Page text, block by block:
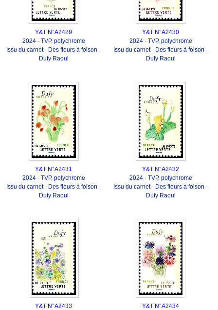
Y&T N°A2429
2024 - TVP, polychrome
Issu du carnet - Des fleurs à foison -
Dufy Raoul
Y&T N°A2430
2024 - TVP, polychrome
Issu du carnet - Des fleurs à foison -
Dufy Raoul
Y&T N°A2431
2024 - TVP, polychrome
Issu du carnet - Des fleurs à foison -
Dufy Raoul
Y&T N°A2432
2024 - TVP, polychrome
Issu du carnet - Des fleurs à foison -
Dufy Raoul
Y&T N°A2433
Y&T N°A2434